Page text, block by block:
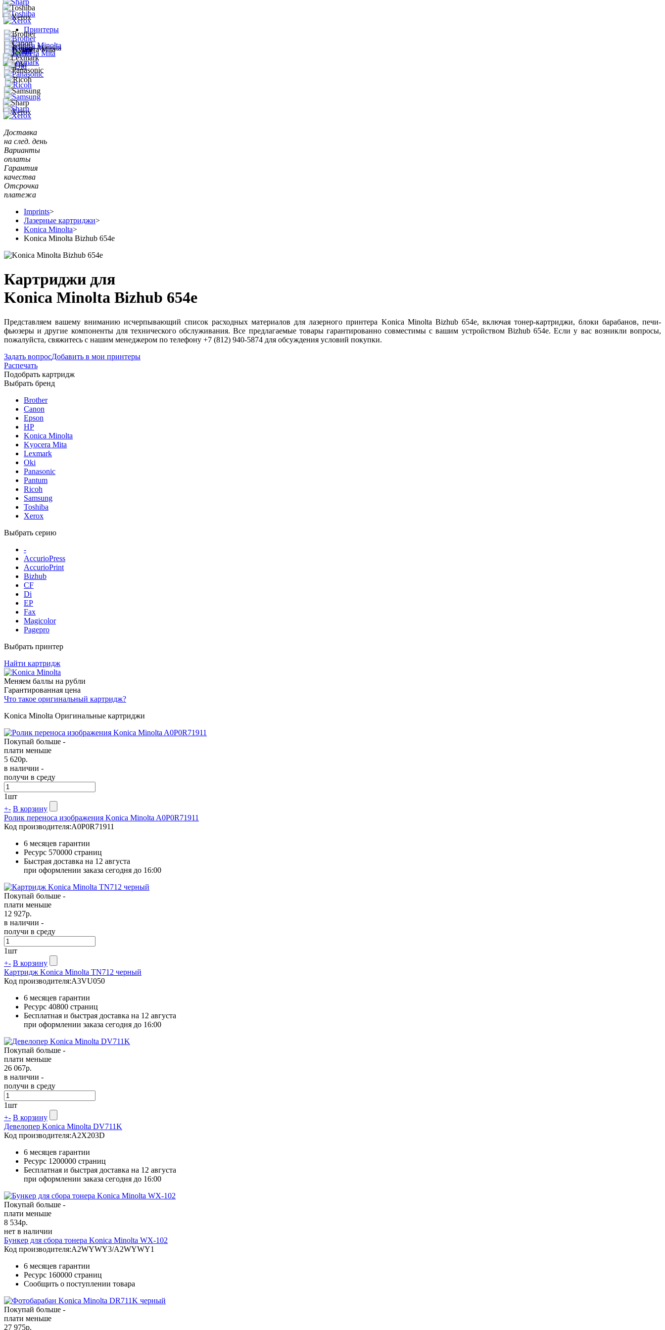
Принтеры
Доставка
на след. день
Варианты
оплаты
Гарантия
качества
Отсрочка
платежа
Imprints>
Лазерные картриджи>
Konica Minolta>
Konica Minolta Bizhub 654e
Картриджи для
Konica Minolta Bizhub 654e
Представляем вашему вниманию исчерпывающий список расходных материалов для лазерного принтера Konica Minolta Bizhub 654e, включая тонер-картриджи, блоки барабанов, печи-
фьюзеры и другие компоненты для технического обслуживания. Все предлагаемые товары гарантированно совместимы с вашим устройством Bizhub 654e. Если у вас возникли вопросы,
пожалуйста, свяжитесь с нашим менеджером по телефону +7 (812) 940-5874 для обсуждения условий покупки.
Задать вопросДобавить в мои принтеры
Распечать
Подобрать картридж
Выбрать бренд
Brother
Canon
Epson
HP
Konica Minolta
Kyocera Mita
Lexmark
Oki
Panasonic
Pantum
Ricoh
Samsung
Toshiba
Xerox
Выбрать серию
-
AccurioPress
AccurioPrint
Bizhub
CF
Di
EP
Fax
Magicolor
Pagepro
Выбрать принтер
Найти картридж
Меняем баллы на рубли
Гарантированная цена
Что такое оригинальный картридж?
Konica Minolta Оригинальные картриджи
Покупай больше -
плати меньше
5 620р.
в наличии -
получи в среду
1шт
+- В корзину
Ролик переноса изображения Konica Minolta A0P0R71911
Код производителя:A0P0R71911
6 месяцев гарантии
Ресурс 570000 страниц
Быстрая доставка на 12 августа
при оформлении заказа сегодня до 16:00
Покупай больше -
плати меньше
12 927р.
в наличии -
получи в среду
1шт
+- В корзину
Картридж Konica Minolta TN712 черный
Код производителя:A3VU050
6 месяцев гарантии
Ресурс 40800 страниц
Бесплатная и быстрая доставка на 12 августа
при оформлении заказа сегодня до 16:00
Покупай больше -
плати меньше
26 067р.
в наличии -
получи в среду
1шт
+- В корзину
Девелопер Konica Minolta DV711K
Код производителя:A2X203D
6 месяцев гарантии
Ресурс 1200000 страниц
Бесплатная и быстрая доставка на 12 августа
при оформлении заказа сегодня до 16:00
Покупай больше -
плати меньше
8 534р.
нет в наличии
Бункер для сбора тонера Konica Minolta WX-102
Код производителя:A2WYWY3/A2WYWY1
6 месяцев гарантии
Ресурс 160000 страниц
Сообщить о поступлении товара
Покупай больше -
плати меньше
27 975р.